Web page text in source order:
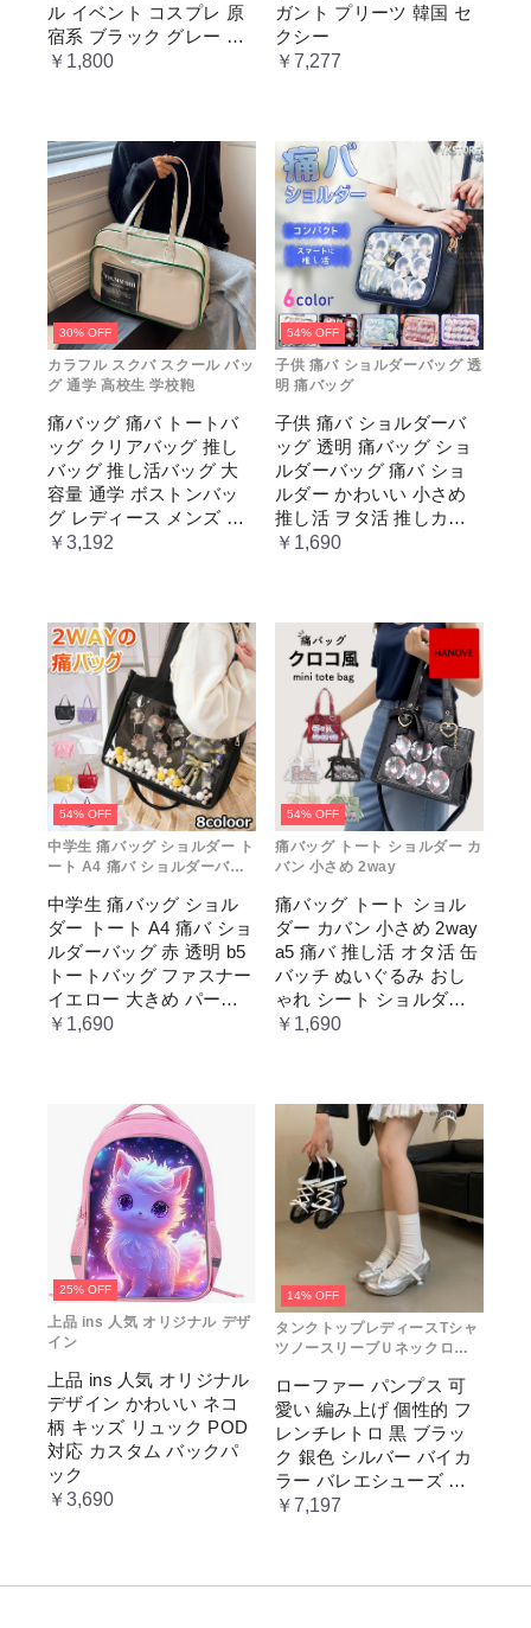
ル イベント コスプレ 原
宿系 ブラック グレー ベ
ージュ cm067t2t2x1 ホワ
￥1,800
ガント プリーツ 韓国 セ
クシー
￥7,277
30% OFF
カラフル スクバ スクール バッ
グ 通学 高校生 学校鞄
痛バッグ 痛バ トートバ
ッグ クリアバッグ 推し
バッグ 推し活バッグ 大
容量 通学 ボストンバッ
グ レディース メンズ 男
女兼用 学生 スクール 透
￥3,192
54% OFF
子供 痛バ ショルダーバッグ 透
明 痛バッグ
子供 痛バ ショルダーバ
ッグ 透明 痛バッグ ショ
ルダーバッグ 痛バ ショ
ルダー かわいい 小さめ
推し活 ヲタ活 推しカラ
ー 推し色 肩掛け レディ
￥1,690
54% OFF
中学生 痛バッグ ショルダー ト
ート A4 痛バ ショルダーバッ
中学生 痛バッグ ショル
ダー トート A4 痛バ ショ
ルダーバッグ 赤 透明 b5
トートバッグ ファスナー
イエロー 大きめ パープ
ル 水色 いたばっく 痛バ
推し色 肩掛け レディー
￥1,690
54% OFF
痛バッグ トート ショルダー カ
バン 小さめ 2way
痛バッグ トート ショル
ダー カバン 小さめ 2way
a5 痛バ 推し活 オタ活 缶
バッチ ぬいぐるみ おし
ゃれ シート ショルダー
バッグ 透明 ポケット ク
￥1,690
25% OFF
上品 ins 人気 オリジナル デザ
イン
上品 ins 人気 オリジナル
デザイン かわいい ネコ
柄 キッズ リュック POD
対応 カスタム バックパ
ック
￥3,690
14% OFF
タンクトップレディースTシャ
ツノースリーブＵネックロゴ
ローファー パンプス 可
愛い 編み上げ 個性的 フ
レンチレトロ 黒 ブラッ
ク 銀色 シルバー バイカ
ラー バレエシューズ 変
形ヒール 3.5cm ガーリー
￥7,197